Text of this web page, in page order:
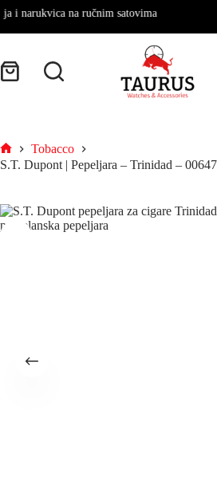
na ručnim satovima
Tobacco
S.T. Dupont | Pepeljara – Trinidad –